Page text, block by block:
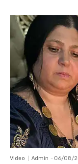
Video Admin - 06/08/